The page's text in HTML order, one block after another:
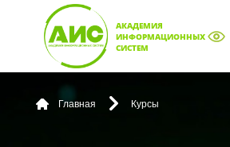
АКАДЕМИЯ
ИНФОРМАЦИОННЫХ
СИСТЕМ
Главная Курсы